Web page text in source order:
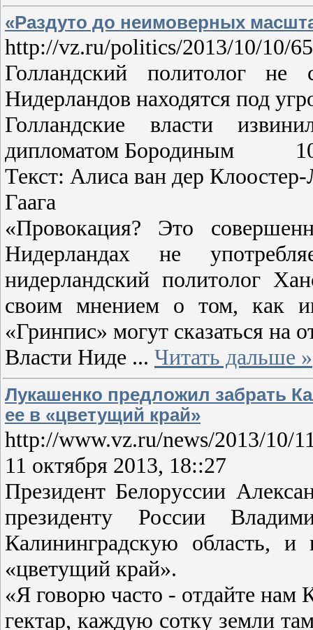
«Раздуто до неимоверных
http://vz.ru/politics/2013/10/10/
Голландский политолог
Нидерландов находятся под
Голландские власти
дипломатом Бородиным 10
Текст: Алиса ван дер Клоостер-
Гаага
«Провокация? Это
Нидерландах не
нидерландский политолог
своим мнением о том, как
«Гринпис» могут сказаться на
Власти Ниде ... Читать дальше »
Лукашенко предложил забрать
ее в «цветущий край»
http://www.vz.ru/news/2013/10/
11 октября 2013, 18::27
Президент Белоруссии
президенту России
Калининградскую область,
«цветущий край».
«Я говорю часто - отдайте
гектар, каждую сотку земли